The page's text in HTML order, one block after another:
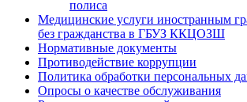
полиса
Медицинские услуги иностранным
без гражданства в ГБУЗ ККЦОЗШ
Нормативные документы
Противодействие коррупции
Политика обработки персональных
Опросы о качестве обслуживания